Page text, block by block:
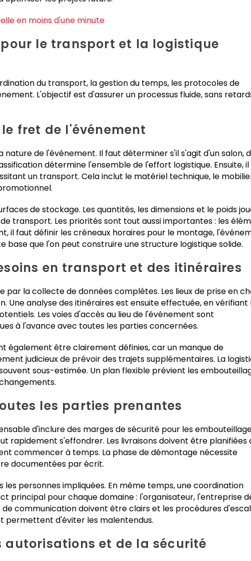
en moins d'une minute
le transport et la logistique
du transport, la gestion du temps, les protocoles de
L'objectif est d'assurer un processus fluide, sans
fret de l'événement
de l'événement. Il faut déterminer s'il s'agit d'un salon,
détermine l'ensemble de l'effort logistique. Ensuite, il
un transport. Cela inclut le matériel technique, le
de stockage. Les quantités, les dimensions et le poids
transport. Les priorités sont tout aussi importantes : les
il faut définir les créneaux horaires pour le montage,
que l'on peut construire une structure logistique solide.
en transport et des itinéraires
la collecte de données complètes. Les lieux de prise en
Une analyse des itinéraires est ensuite effectuée, en vérifiant
Les voies d'accès au lieu de l'événement sont
à l'avance avec toutes les parties concernées.
également être clairement définies, car un manque de
judicieux de prévoir des trajets supplémentaires. La
sous-estimée. Un plan flexible prévient les
les parties prenantes
d'inclure des marges de sécurité pour les
rapidement s'effondrer. Les livraisons doivent être planifiées
commencer à temps. La phase de démontage nécessite
documentées par écrit.
personnes impliquées. En même temps, une coordination
principal pour chaque domaine : l'organisateur, l'entreprise
communication doivent être clairs et les procédures
permettent d'éviter les malentendus.
autorisations et de la sécurité